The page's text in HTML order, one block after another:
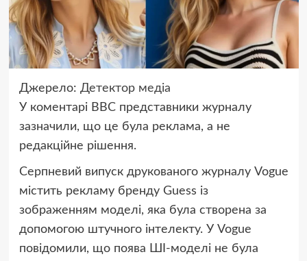
Джерело: Детектор медіа
У коментарі BBC представники журналу
зазначили, що це була реклама, а не
редакційне рішення.
Серпневий випуск друкованого журналу Vogue
містить рекламу бренду Guess із
зображенням моделі, яка була створена за
допомогою штучного інтелекту. У Vogue
повідомили, що поява ШІ-моделі не була